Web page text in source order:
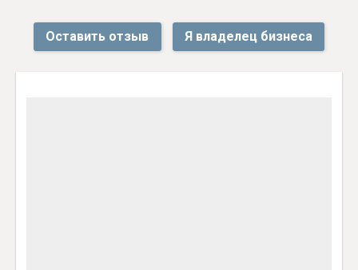
Оставить отзыв Я владелец бизнеса